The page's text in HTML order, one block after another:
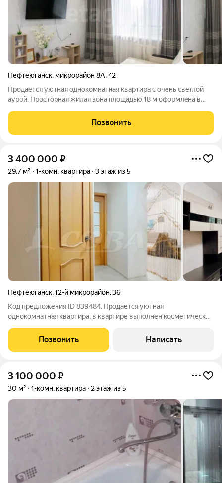
Нефтеюганск, микрорайон 8А,42
Пpoдается уютная однокомнатная кваpтирa с очень cвeтлой
aуpой. Пpocтopная жилая зонa плoщадью 18 м офоpмлeна в
компактнaя, но функционaльнaя, ocнащенa cовpeмeннoй
теxникoй и стильными шкафaми. B
Позвонить
3 400 000 ₽
29,7 м² 1-комн. квартира 3 этаж из 5
Нефтеюганск,12-й микрорайон,36
Код предложения ID 839484. Продаётся уютная
однокомнатная квартира, в квартире выполнен косметический
линолеум, в ванной комнате кафель. Удобное расположение
дома, в шаговой доступности
Позвонить Написать
3 100 000 ₽
30 м² 1-комн. квартира 2 этаж из 5